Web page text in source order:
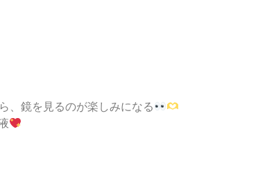
、鏡を見るのが楽しみになる